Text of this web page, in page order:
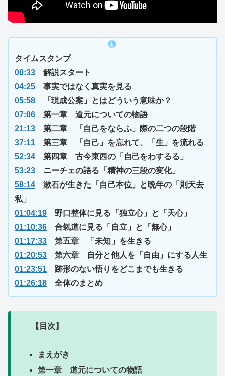
タイムスタンプ
00:33 解説スタート
04:25 事実ではなく真実を見る
05:58 「現成公案」とはどういう意味か？
07:06 第一章 道元についての物語
21:13 第二章 「自己をならふ」際の二つの段階
37:11 第三章 「自己」を忘れて、「生」を流れる
52:34 第四章 古今東西の「自己をわするる」
53:23 ニーチェの語る「精神の三段の変化」
58:14 漱石が生きた「自己本位」と晩年の「則天去
私」
01:04:19 野口整体に見る「独立心」と「天心」
01:10:36 合氣道に見る「自立」と「無心」
01:17:33 第五章 「未知」を生きる
01:20:53 第六章 自分と他人を「自由」にする人生
01:23:51 跡形のない悟りをどこまでも生きる
01:26:18 全体のまとめ
【目次】
まえがき
第一章 道元についての物語